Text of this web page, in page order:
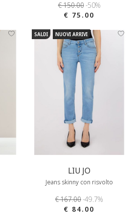
€ 150.00-50%
€ 75.00
SALDI NUOVI ARRIVI
LIU JO
Jeans skinny con risvolto
€ 167.00-49.7%
€ 84.00